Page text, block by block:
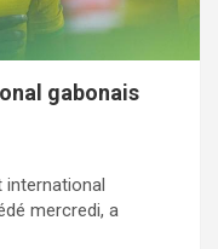
gabonais
international
mercredi, a